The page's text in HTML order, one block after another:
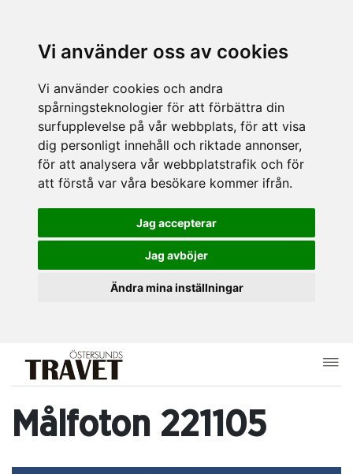
Vi använder oss av cookies
Vi använder cookies och andra
spårningsteknologier för att förbättra din
surfupplevelse på vår webbplats, för att visa
dig personligt innehåll och riktade annonser,
för att analysera vår webbplatstrafik och för
att förstå var våra besökare kommer ifrån.
Jag accepterar
Jag avböjer
Ändra mina inställningar
Målfoton 221105